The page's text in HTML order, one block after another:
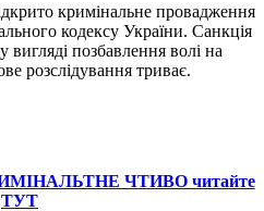
кримінальне провадження
кодексу України. Санкція
вигляді позбавлення волі на
розслідування триває.
ЧТИВО читайте
ТУТ